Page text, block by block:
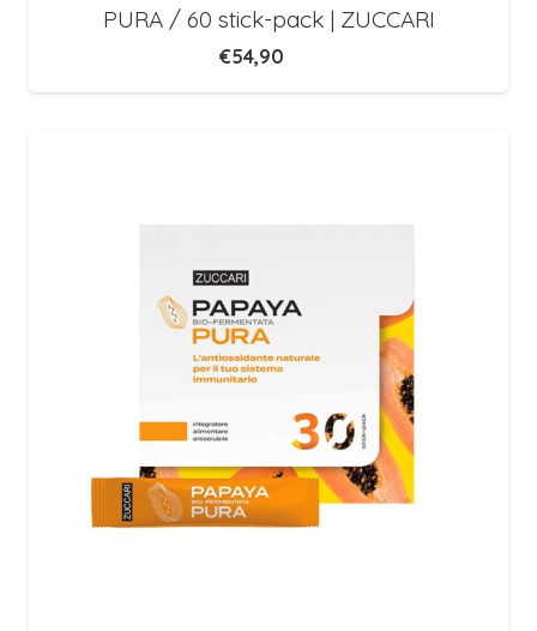
PURA / 60 stick-pack | ZUCCARI
€54,90